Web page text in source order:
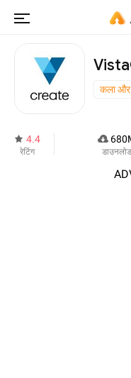
कला और
4.4
रेटिंग डाउनलोड